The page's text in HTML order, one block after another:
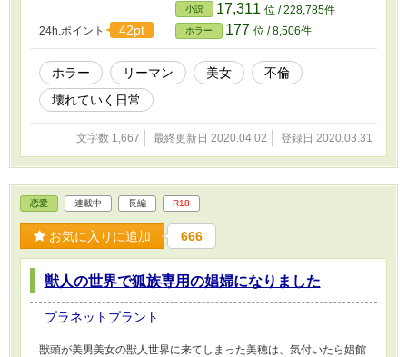
24h.ポイント 42pt
小説 17,311 位 / 228,785件
ホラー 177 位 / 8,506件
ホラー リーマン 美女
不倫
壊れていく日常
文字数 1,667 最終更新日 2020.04.02 登録日 2020.03.31
恋愛 連載中 長編 R18
お気に入りに追加 666
獣人の世界で狐族専用の娼婦になりました
プラネットプラント
獣頭が美男美女の獣人世界に来てしまった美穂は、気付いたら娼館